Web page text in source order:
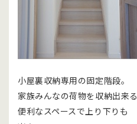
小屋裏収納専用の固定階段。
家族みんなの荷物を収納出来る
便利なスペースで上り下りも